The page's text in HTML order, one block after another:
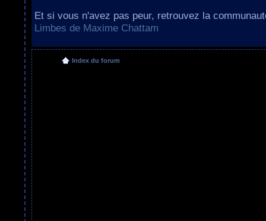
Et si vous n'avez pas peur, retrouvez la
Limbes de Maxime Chattam
Index du forum